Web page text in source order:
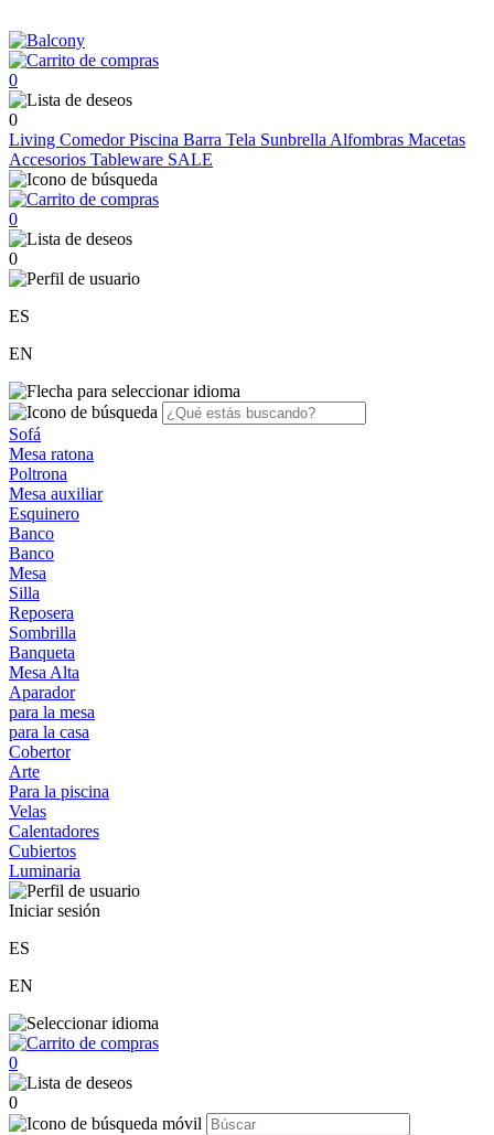
0
0
Living ComedorPiscina Barra Tela Sunbrella Alfombras Macetas
Accesorios Tableware SALE
0
0
ES
EN
Sofá
Mesa ratona
Poltrona
Mesa auxiliar
Esquinero
Banco
Banco
Mesa
Silla
Reposera
Sombrilla
Banqueta
Mesa Alta
Aparador
para la mesa
para la casa
Cobertor
Arte
Para la piscina
Velas
Calentadores
Cubiertos
Luminaria
Iniciar sesión
ES
EN
0
0